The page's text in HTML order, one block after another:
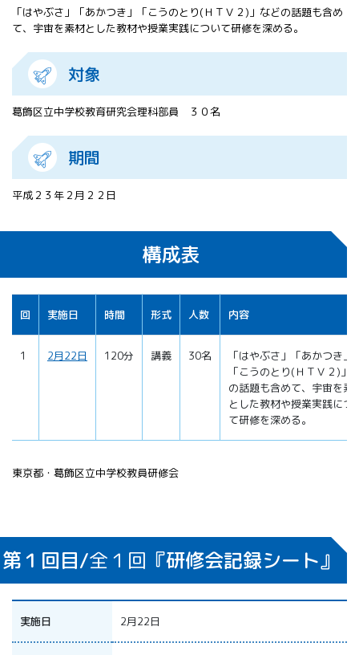
APRSAF宇宙
教育 for All
分科会 年次
ターコンテ
ISEB（国際
ISEB学生派
遣プログラ
ム
「はやぶさ」「あかつき」「こうのとり(ＨＴＶ２)」などの話題も含め
て、宇宙を素材とした教材や授業実践について研修を深める。
対象
葛飾区立中学校教育研究会理科部員 ３０名
期間
平成２３年２月２２日
構成表
回 実施日 時間 形式 人数 内容
1 2月22日 120分 講義 30名
「はやぶさ」「あかつき」
「こうのとり(ＨＴＶ２)」
の話題も含めて、宇宙を素
とした教材や授業実践につ
て研修を深める。
東京都・葛飾区立中学校教員研修会
第１回目/全１回 『研修会記録シート』
実施日 2月22日